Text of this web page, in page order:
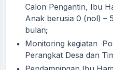
Calon Pengantin, Ibu
Anak berusia 0 (nol) –
bulan;
Monitoring kegiatan
Perangkat Desa dan